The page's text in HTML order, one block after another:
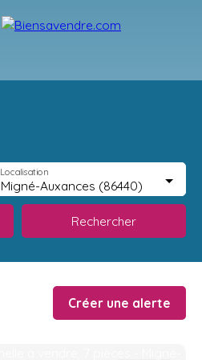
Migné-Auxances (86440)
Localisation
Rechercher
Créer une alerte